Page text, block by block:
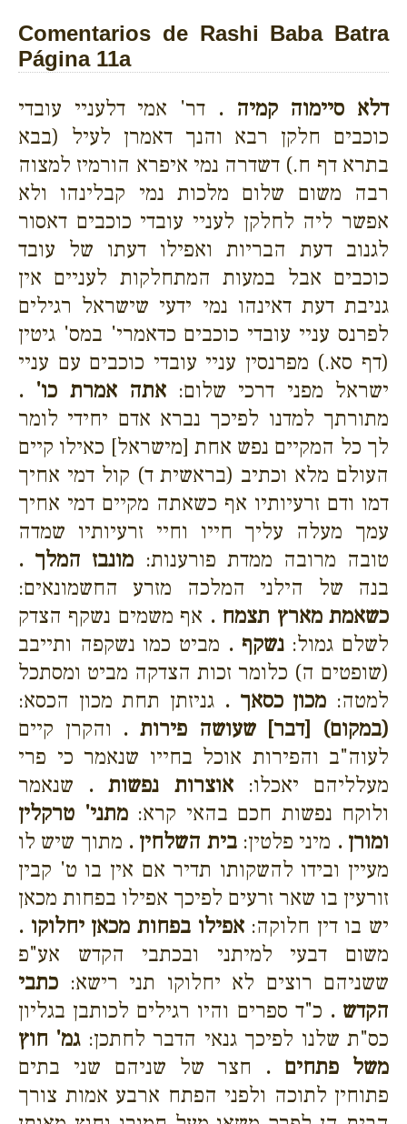
Comentarios de Rashi Baba Batra
Página 11a
דלא סיימוה קמיה . דר' אמי דלעניי עובדי
כוכבים חלקן רבא והנך דאמרן לעיל (בבא
בתרא דף ח.) דשדרה נמי איפרא הורמיז למצוה
רבה משום שלום מלכות נמי קבלינהו ולא
אפשר ליה לחלקן לעניי עובדי כוכבים דאסור
לגנוב דעת הבריות ואפילו דעתו של עובד
כוכבים אבל במעות המתחלקות לעניים אין
גניבת דעת דאינהו נמי ידעי שישראל רגילים
לפרנס עניי עובדי כוכבים כדאמרי' במס' גיטין
(דף סא.) מפרנסין עניי עובדי כוכבים עם עניי
ישראל מפני דרכי שלום:אתה אמרת כו' .
מתורתך למדנו לפיכך נברא אדם יחידי לומר
לך כל המקיים נפש אחת [מישראל] כאילו קיים
העולם מלא וכתיב (בראשית ד) קול דמי אחיך
דמו ודם זרעיותיו אף כשאתה מקיים דמי אחיך
עמך מעלה עליך חייו וחיי זרעיותיו שמדה
טובה מרובה ממדת פורענות: מונבז המלך .
בנה של הילני המלכה מזרע החשמונאים:
כשאמת מארץ תצמח . אף משמים נשקף הצדק
לשלם גמול:נשקף . מביט כמו נשקפה ותייבב
(שופטים ה) כלומר זכות הצדקה מביט ומסתכל
למטה: מכון כסאך . גניזתן תחת מכון הכסא:
(במקום) [דבר] שעושה פירות . והקרן קיים
לעוה"ב והפירות אוכל בחייו שנאמר כי פרי
מעלליהם יאכלו:אוצרות נפשות . שנאמר
ולוקח נפשות חכם בהאי קרא:מתני' טרקלין
ומורן . מיני פלטין:בית השלחין . מתוך שיש לו
מעיין ובידו להשקותו תדיר אם אין בו ט' קבין
זורעין בו שאר זרעים לפיכך אפילו בפחות מכאן
יש בו דין חלוקה:אפילו בפחות מכאן יחלוקו .
משום דבעי למיתני ובכתבי הקדש אע"פ
ששניהם רוצים לא יחלוקו תני רישא: כתבי
הקדש . כ"ד ספרים והיו רגילים לכותבן בגליון
כס"ת שלנו לפיכך גנאי הדבר לחתכן:גמ' חוץ
משל פתחים . חצר של שניהם שני בתים
פתוחין לתוכה ולפני הפתח ארבע אמות צורך